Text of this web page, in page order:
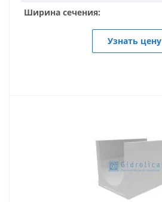
Ширина сечения:
Узнать цену